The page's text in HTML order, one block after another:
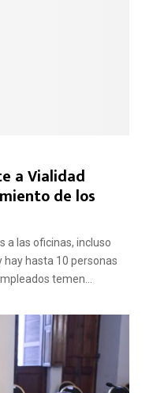
a Vialidad
de los
a las oficinas, incluso
hay hasta 10 personas
temen...